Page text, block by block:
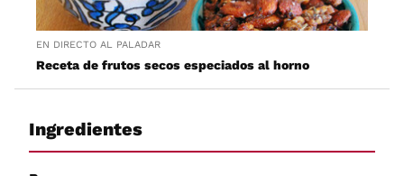
EN DIRECTO AL PALADAR
Receta de frutos secos especiados al horno
Ingredientes